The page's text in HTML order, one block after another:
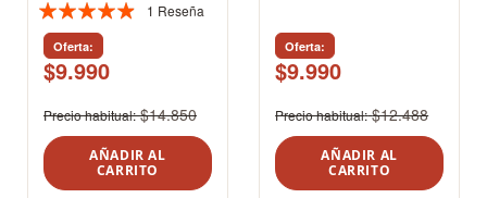
Valoración:
93%
1 Reseña
Oferta
$9.990
Precio habitual $14.850
AÑADIR AL
CARRITO
Oferta
$9.990
Precio habitual $12.488
AÑADIR AL
CARRITO